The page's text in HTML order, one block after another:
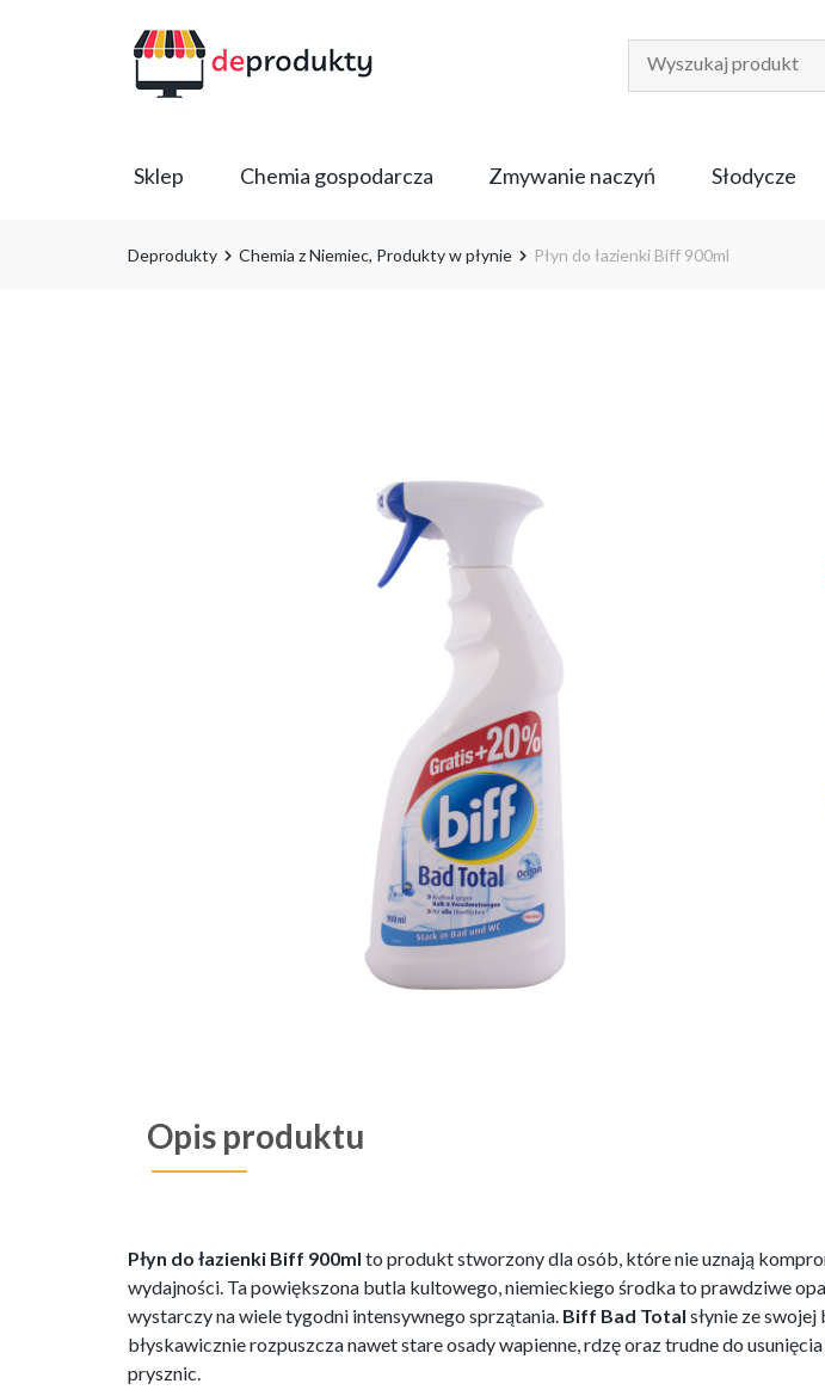
Sklep Chemia gospodarcza Zmywanie naczyń Słodycze
Deprodukty Chemia z Niemiec, Produkty w płynie Płyn do łazienki Biff 900ml
Opis produktu
Płyn do łazienki Biff 900ml to produkt stworzony dla osób, które nie uznają
wydajności. Ta powiększona butla kultowego, niemieckiego środka to prawdziwe
wystarczy na wiele tygodni intensywnego sprzątania. Biff Bad Total słynie ze
błyskawicznie rozpuszcza nawet stare osady wapienne, rdzę oraz trudne do
prysznic.